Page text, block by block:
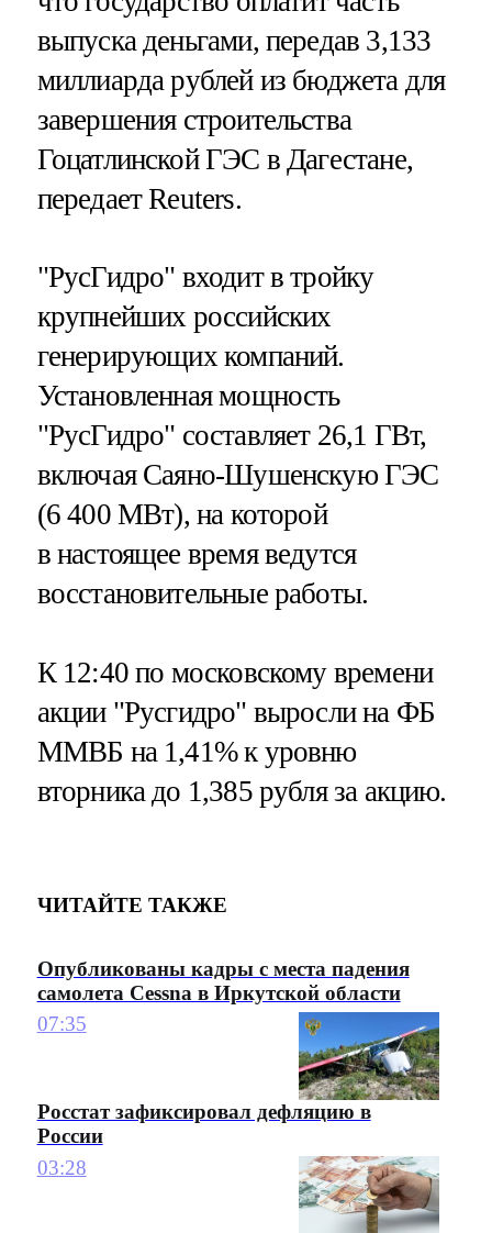
выпуска деньгами, передав 3,133
миллиарда рублей из бюджета для
завершения строительства
Гоцатлинской ГЭС в Дагестане,
передает Reuters.
"РусГидро" входит в тройку
крупнейших российских
генерирующих компаний.
Установленная мощность
"РусГидро" составляет 26,1 ГВт,
включая Саяно-Шушенскую ГЭС
(6 400 МВт), на которой
в настоящее время ведутся
восстановительные работы.
К 12:40 по московскому времени
акции "Русгидро" выросли на ФБ
ММВБ на 1,41% к уровню
вторника до 1,385 рубля за акцию.
ЧИТАЙТЕ ТАКЖЕ
Опубликованы кадры с места падения
самолета Cessna в Иркутской области
07:35
Росстат зафиксировал дефляцию в
России
03:28